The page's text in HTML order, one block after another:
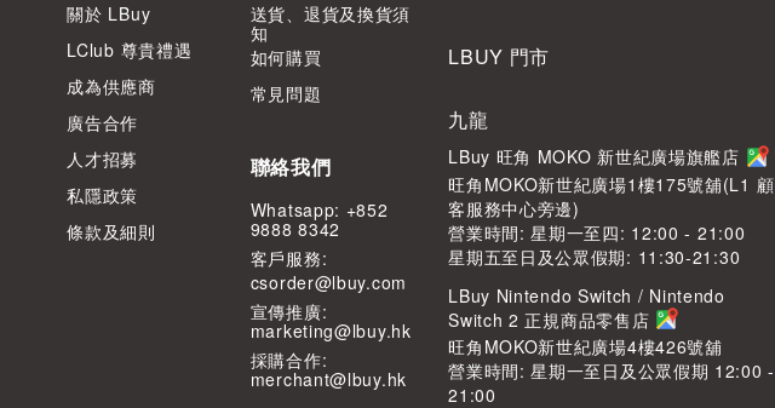
關於 LBuy
LClub 尊貴禮遇
成為供應商
廣告合作
人才招募
私隱政策
條款及細則
送貨、退貨及換貨須
知
如何購買
常見問題
聯絡我們
Whatsapp: +852
9888 8342
客⼾服務:
csorder@lbuy.com
宣傳推廣:
marketing@lbuy.hk
採購合作:
merchant@lbuy.hk
LBUY 門市
九龍
LBuy 旺角 MOKO 新世紀廣場旗艦店
旺角MOKO新世紀廣場1樓175號舖(L1 顧
客服務中心旁邊)
營業時間: 星期一至四: 12:00 - 21:00
星期五至日及公眾假期: 11:30-21:30
LBuy Nintendo Switch / Nintendo
Switch 2 正規商品零售店
旺角MOKO新世紀廣場4樓426號舖
營業時間: 星期一至日及公眾假期 12:00 -
21:00